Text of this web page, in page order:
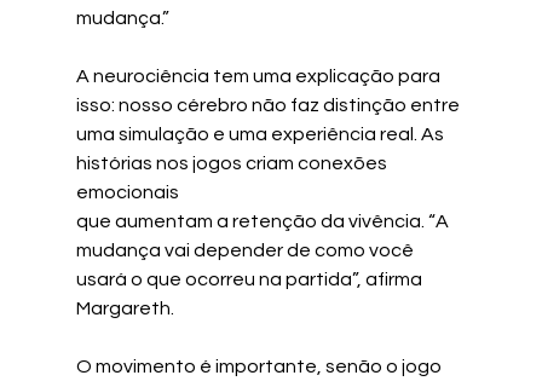
mudança.”
A neurociência tem uma explicação para
isso: nosso cérebro não faz distinção entre
uma simulação e uma experiência real. As
histórias nos jogos criam conexões
emocionais
que aumentam a retenção da vivência. “A
mudança vai depender de como você
usará o que ocorreu na partida”, afirma
Margareth.
O movimento é importante, senão o jogo